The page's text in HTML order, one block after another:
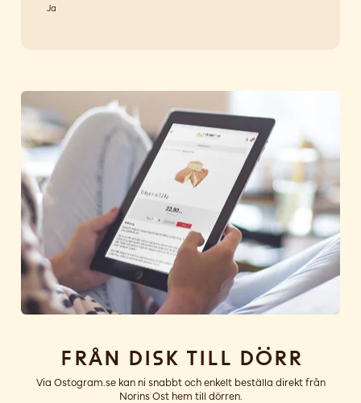
Ja
Från disk till dörr
Via Ostogram.se kan ni snabbt och enkelt beställa direkt från
Norins Ost hem till dörren.